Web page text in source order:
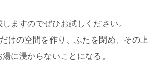
ますのでぜひお試しください。
けの空間を作り、ふたを閉め、その上
に浸からないことになる。